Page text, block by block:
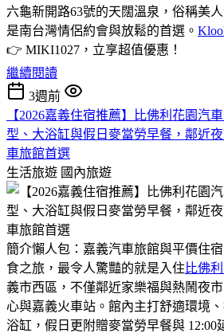
六龜新開路63號的天闊溫泉，俗稱美
是南台灣情侶約會與放鬆的首選。
👉 MIKI1027，立享超值優惠！
繼續閱讀
3週前
【2026嘉義住宿推薦】比佛利花園汽
型、大浴缸與假日麥當勞早餐，鄰近
車旅館首選
生活旅遊 國內旅遊
簡介懶人包：嘉義汽車旅館與平價住
食之旅，最令人驚豔的就是入住比佛
義市西區，不僅鄰近家樂福與熱鬧夜
心與嘉義火車站。館內主打舒適環境
浴缸，假日更附贈麥當勞早餐與 12:00